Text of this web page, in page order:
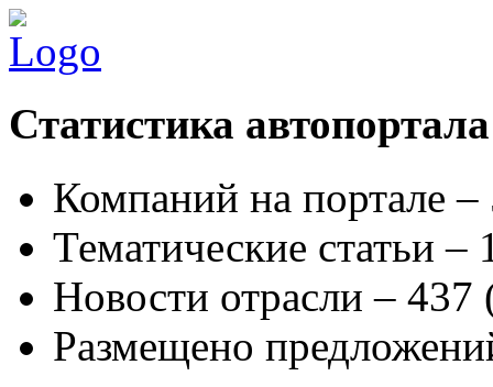
Статистика автопортала
Компаний на портале
Тематические статьи –
Новости отрасли – 437
Размещено